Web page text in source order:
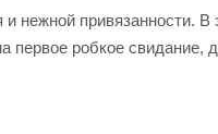
нежной привязанности.
первое робкое свидание,